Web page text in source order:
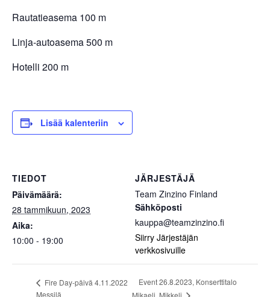
Rautatieasema 100 m
Linja-autoasema 500 m
Hotelli 200 m
Lisää kalenteriin
TIEDOT
Päivämäärä:
28 tammikuun, 2023
Aika:
10:00 - 19:00
JÄRJESTÄJÄ
Team Zinzino Finland
Sähköposti
kauppa@teamzinzino.fi
Siirry Järjestäjän
verkkosivuille
Fire Day-päivä 4.11.2022
Messilä
Event 26.8.2023, Konserttitalo